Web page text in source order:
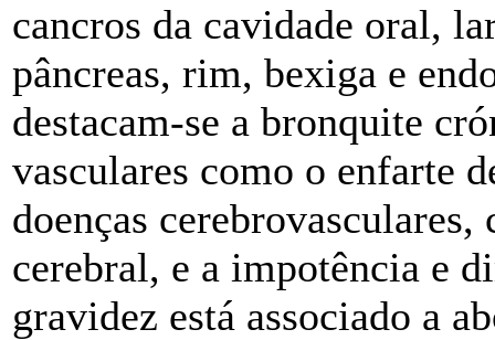
cancros da cavidade oral,
pâncreas, rim, bexiga e
destacam-se a bronquite
vasculares como o enfarte
doenças
cerebral, e a impotência e
gravidez está associado a